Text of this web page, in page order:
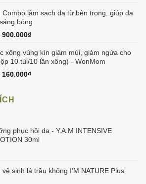
Combo làm sạch da từ bên trong, giúp da
bóng
Giá
là:
945.000₫.
900.000₫Giá
tại
là:
xông vùng kín giảm mùi, giảm ngứa cho
10 túi/10 lần xông) - WonMom
Giá
180.000₫.
160.000₫Giá
phục hồi da - Y.A.M INTENSIVE
30ml
vệ sinh lá trầu không I’M NATURE Plus